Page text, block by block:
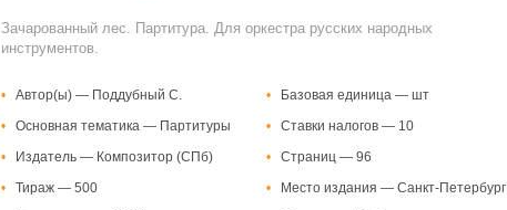
Зачарованный лес. Партитура. Для оркестра русских народных
инструментов.
•
Автор(ы) — Поддубный С.
•
Основная тематика — Партитуры
•
Издатель — Композитор (СПб)
•
Тираж — 500
•
Базовая единица — шт
•
Ставки налогов — 10
•
Страниц — 96
•
Место издания — Санкт-Петербург